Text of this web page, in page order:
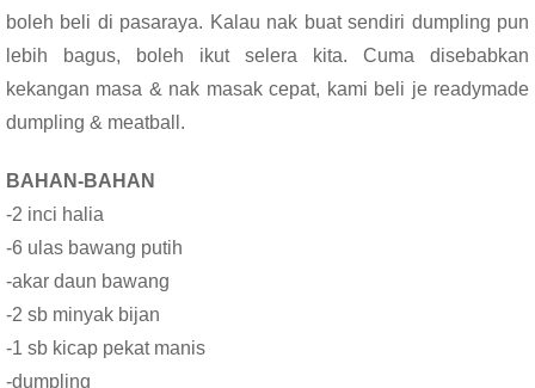
boleh beli di pasaraya. Kalau nak buat sendiri dumpling pun
lebih bagus, boleh ikut selera kita. Cuma disebabkan
kekangan masa & nak masak cepat, kami beli je readymade
dumpling & meatball.
BAHAN-BAHAN
-2 inci halia
-6 ulas bawang putih
-akar daun bawang
-2 sb minyak bijan
-1 sb kicap pekat manis
-dumpling